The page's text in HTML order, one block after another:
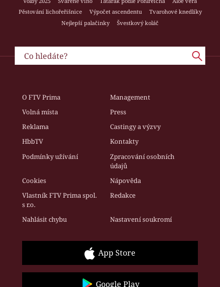
Pěstování lichořeřišnice
Výpočet ascendentu
Tvarohové knedlíky
Nejlepší palačinky
Švestkový koláč
O FTV Prima
Management
Volná místa
Press
Reklama
Castingy a výzvy
HbbTV
Kontakty
Podmínky užívání
Zpracování osobních
údajů
Cookies
Nápověda
Vlastník FTV Prima spol.
s r.o.
Redakce
Nahlásit chybu Nastavení soukromí
App Store
Google Play